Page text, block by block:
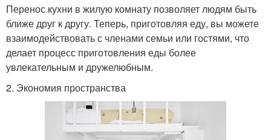
Перенос кухни в жилую комнату позволяет людям быть
ближе друг к другу. Теперь, приготовляя еду, вы можете
взаимодействовать с членами семьи или гостями, что
делает процесс приготовления еды более
увлекательным и дружелюбным.
2. Экономия пространства